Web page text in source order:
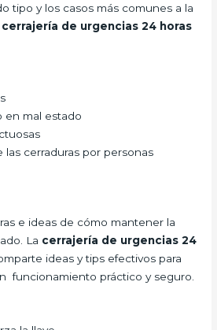
tipo y los casos más comunes a la
cerrajería de urgencias 24 horas
en mal estado
las cerraduras por personas
e ideas de cómo mantener la
La cerrajería de urgencias 24
ideas y tips efectivos para
funcionamiento práctico y seguro.